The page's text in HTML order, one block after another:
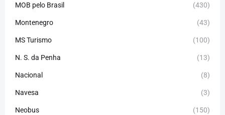
MOB pelo Brasil (430)
Montenegro (43)
MS Turismo (100)
N. S. da Penha (13)
Nacional (8)
Navesa (3)
Neobus (150)